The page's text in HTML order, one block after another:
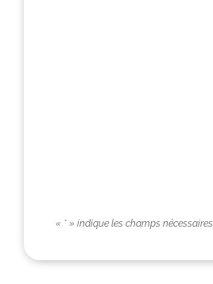
« * » indique les champs nécessaires